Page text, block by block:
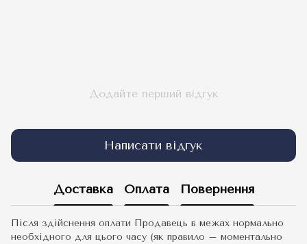
Додайте перший відгук
Написати відгук
Доставка Оплата Повернення
Після здійснення оплати Продавець в межах нормально
необхідного для цього часу (як правило – моментально